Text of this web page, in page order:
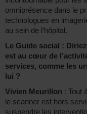
omniprésence dans le
technologues en
au sein de l’hôpital.
Le Guide social :
est au cœur de
services, comme les
lui ?
Vivien Meurillon : Tout
le scanner est hors
suspendre les